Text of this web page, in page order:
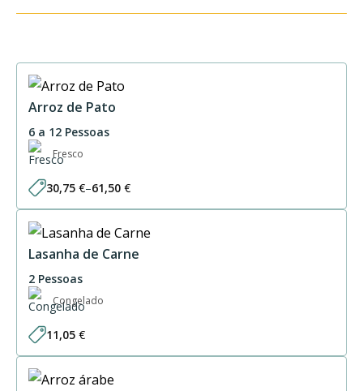
Arroz de Pato
6 a 12 Pessoas
Fresco
30,75 €–61,50 €
Price
range:
through
61,50 €
Lasanha de Carne
2 Pessoas
Congelado
11,05 €